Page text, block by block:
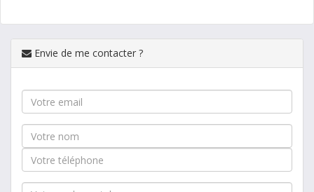
Envie de me contacter ?